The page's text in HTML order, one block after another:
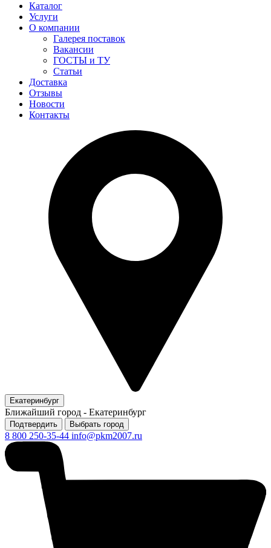
Каталог
Услуги
О компании
Галерея поставок
Вакансии
ГОСТЫ и ТУ
Статьи
Доставка
Отзывы
Новости
Контакты
Екатеринбург
Ближайший город - Екатеринбург
Подтвердить Выбрать город
8 800 250-35-44 info@pkm2007.ru